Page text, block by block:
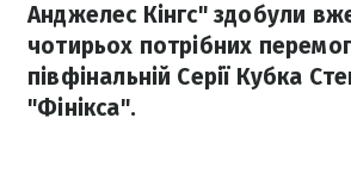
Анджелес Кінгс" здобули
чотирьох потрібних
півфінальній Серії Кубка
"Фінікса".